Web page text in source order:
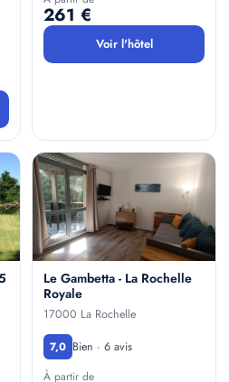
261 €
Voir l'hôtel
Le Gambetta - La Rochelle
Royale
17000 La Rochelle
7,0 Bien · 6 avis
À partir de